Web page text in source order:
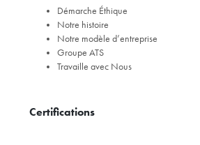
Démarche Éthique
Notre histoire
Notre modèle d’entreprise
Groupe ATS
Travaille avec Nous
Certifications